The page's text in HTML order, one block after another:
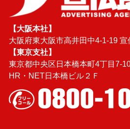
【大阪本社】
大阪府東大阪市高井田中4-1-19 宣
【東京支社】
東京都中央区日本橋本町4丁目7-
HR・NET日本橋ビル２Ｆ